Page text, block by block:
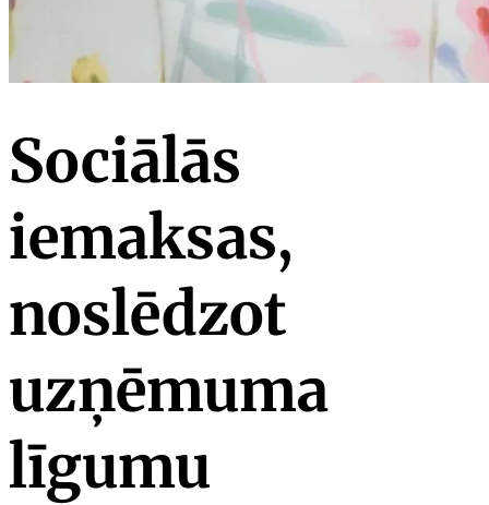
Sociālās
iemaksas,
noslēdzot
uzņēmuma
līgumu